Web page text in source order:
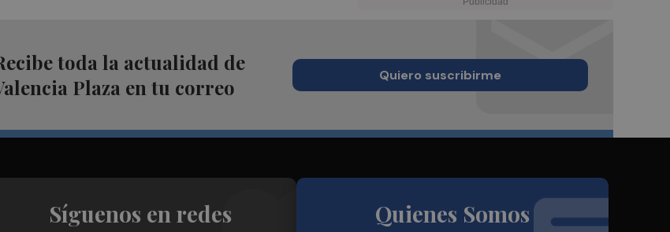
toda la actualidad de
Plaza en tu correo
Quiero suscribirme
Síguenos en redes Quienes Somos